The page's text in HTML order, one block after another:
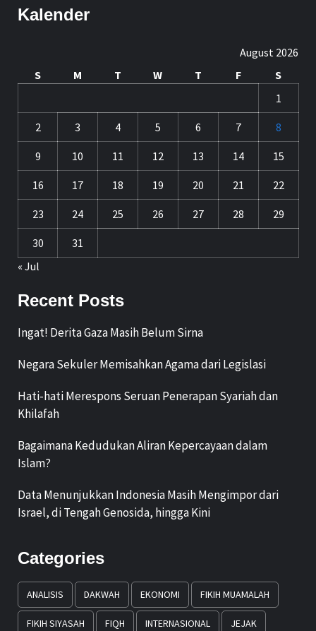
Kalender
August 2026
S
M T W T F
S
1
2 3 4 5 6 7 8
9 10 11 12 13 14 15
16 17 18 19 20 21 22
23 24 25 26 27 28 29
30
31
« Jul
Recent Posts
Ingat! Derita Gaza Masih Belum Sirna
Negara Sekuler Memisahkan Agama dari Legislasi
Hati-hati Merespons Seruan Penerapan Syariah dan
Khilafah
Bagaimana Kedudukan Aliran Kepercayaan dalam
Islam?
Data Menunjukkan Indonesia Masih Mengimpor dari
Israel, di Tengah Genosida, hingga Kini
Categories
ANALISIS DAKWAH EKONOMI FIKIH MUAMALAH
FIKIH SIYASAH FIQH INTERNASIONAL JEJAK